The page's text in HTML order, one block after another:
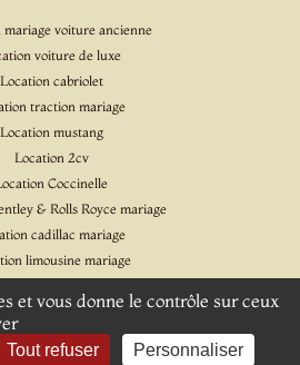
mariage voiture ancienne
voiture de luxe
Location cabriolet
traction mariage
Location mustang
Location 2cv
Coccinelle
& Rolls Royce mariage
cadillac mariage
limousine mariage
Citroen DS
Jaguar & Daimler
et vous donne le contrôle sur ceux
Tout refuser Personnaliser